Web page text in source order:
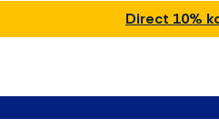
Direct 10%